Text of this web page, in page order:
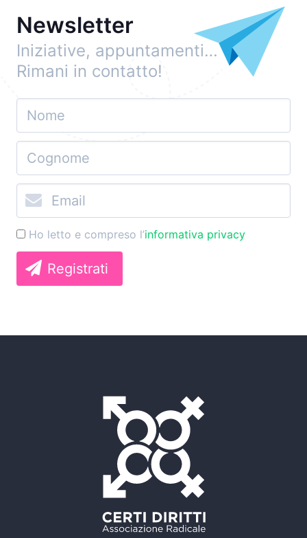
Newsletter
Iniziative, appuntamenti…
Rimani in contatto!
Ho letto e compreso l’informativa privacy
Registrati